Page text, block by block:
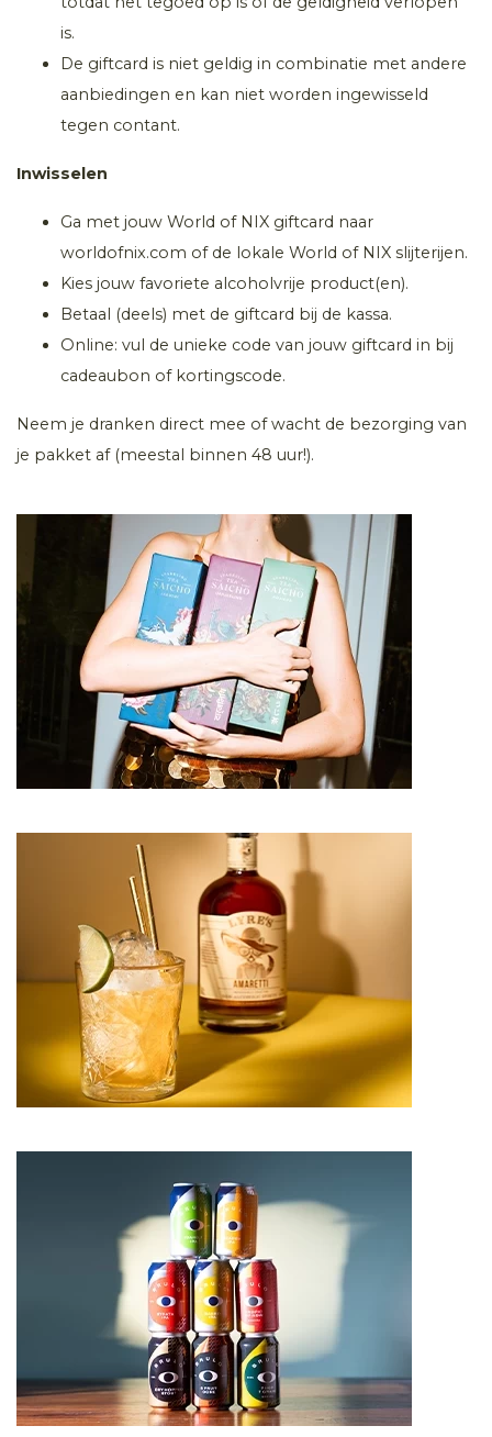
is.
De giftcard is niet geldig in combinatie met andere
aanbiedingen en kan niet worden ingewisseld
tegen contant.
Inwisselen
Ga met jouw World of NIX giftcard naar
worldofnix.com of de lokale World of NIX slijterijen.
Kies jouw favoriete alcoholvrije product(en).
Betaal (deels) met de giftcard bij de kassa.
Online: vul de unieke code van jouw giftcard in bij
cadeaubon of kortingscode.
Neem je dranken direct mee of wacht de bezorging van
je pakket af (meestal binnen 48 uur!).